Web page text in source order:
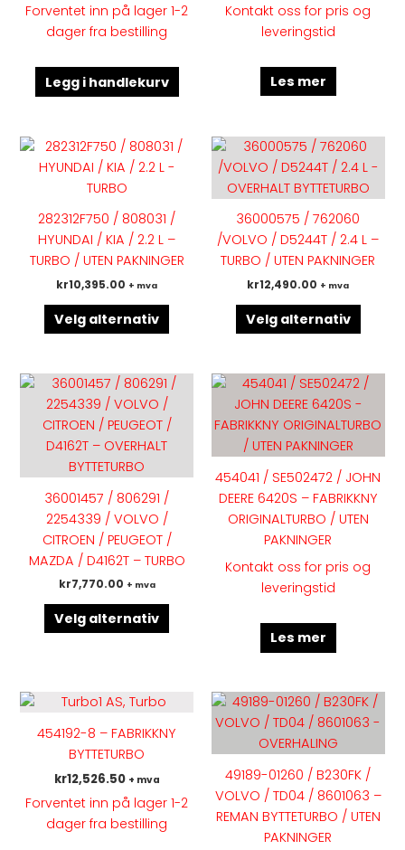
Forventet inn på lager 1-2
dager fra bestilling
Legg i handlekurv
Kontakt oss for pris og
leveringstid
Les mer
282312F750 / 808031 /
HYUNDAI / KIA / 2.2 L –
TURBO / UTEN PAKNINGER
kr10,395.00 + mva
Velg alternativ
Dette
produktet
flere
varianter.
Alternativene
kan
produktsiden
36000575 / 762060
/VOLVO / D5244T / 2.4 L –
TURBO / UTEN PAKNINGER
kr12,490.00 + mva
Velg alternativ
Dette
har
kan
36001457 / 806291 /
2254339 / VOLVO /
CITROEN / PEUGEOT /
MAZDA / D4162T – TURBO
kr7,770.00 + mva
Velg alternativ
Dette
har
Alternativene
velges
på
produktsiden
454041 / SE502472 / JOHN
DEERE 6420S – FABRIKKNY
ORIGINALTURBO / UTEN
PAKNINGER
Kontakt oss for pris og
leveringstid
Les mer
454192-8 – FABRIKKNY
BYTTETURBO
kr12,526.50 + mva
Forventet inn på lager 1-2
dager fra bestilling
49189-01260 / B230FK /
VOLVO / TD04 / 8601063 –
REMAN BYTTETURBO / UTEN
PAKNINGER
Dette
flere
kan